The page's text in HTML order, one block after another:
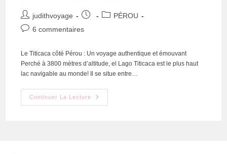
judithvoyage
PÉROU
6 commentaires
Le Titicaca côté Pérou : Un voyage authentique et émouvant
Perché à 3800 mètres d’altitude, el Lago Titicaca est le plus haut
lac navigable au monde! Il se situe entre…
Continuer La Lecture